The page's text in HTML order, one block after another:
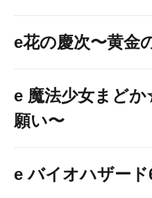
e花の慶次〜黄金
e 魔法少女まど
願い〜
e バイオハザード